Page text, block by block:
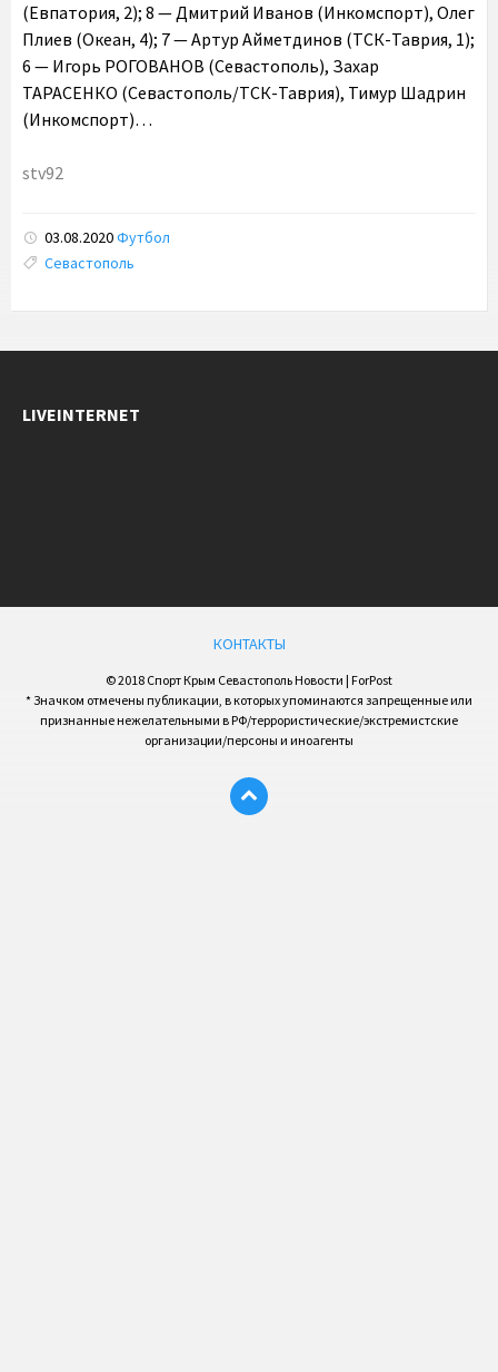
(Евпатория, 2); 8 — Дмитрий Иванов (Инкомспорт), Олег
Плиев (Океан, 4); 7 — Артур Айметдинов (ТСК-Таврия, 1);
6 — Игорь РОГОВАНОВ (Севастополь), Захар
ТАРАСЕНКО (Севастополь/ТСК-Таврия), Тимур Шадрин
(Инкомспорт)…
stv92
03.08.2020Футбол
Tags:
Севастополь
LIVEINTERNET
КОНТАКТЫ
© 2018 Спорт Крым Севастополь Новости | ForPost
* Значком отмечены публикации, в которых упоминаются запрещенные или
признанные нежелательными в РФ/террористические/экстремистские
организации/персоны и иноагенты